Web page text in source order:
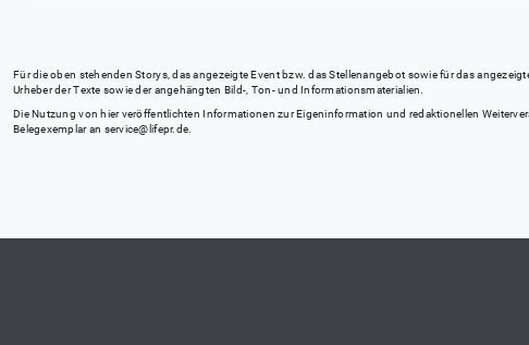
Für die oben stehenden Storys, das angezeigte Event bzw. das Stellenangebot sowie für das
Urheber der Texte sowie der angehängten Bild-, Ton- und Informationsmaterialien.
Die Nutzung von hier veröffentlichten Informationen zur Eigeninformation und redaktionellen
Belegexemplar an service@lifepr.de